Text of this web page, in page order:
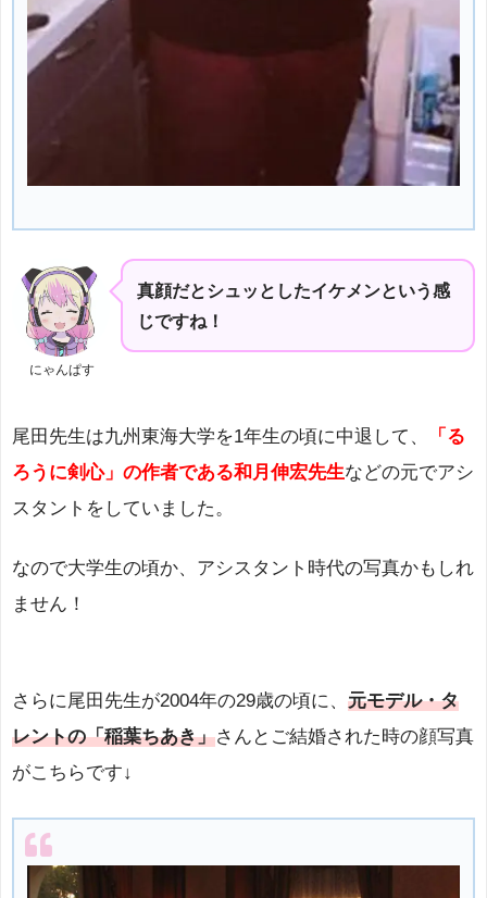
にゃんぱす
真顔だとシュッとしたイケメンという感
じですね！
尾田先生は九州東海大学を1年生の頃に中退して、
「る
ろうに剣心」の作者である和月伸宏先生などの元でアシ
スタントをしていました。
なので大学生の頃か、アシスタント時代の写真かもしれ
ません！
さらに尾田先生が2004年の29歳の頃に、 元モデル・タ
レントの「稲葉ちあき」さんとご結婚された時の顔写真
がこちらです↓